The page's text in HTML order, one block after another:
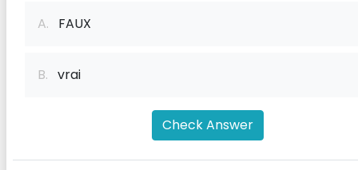
A. FAUX
B. vrai
Check Answer